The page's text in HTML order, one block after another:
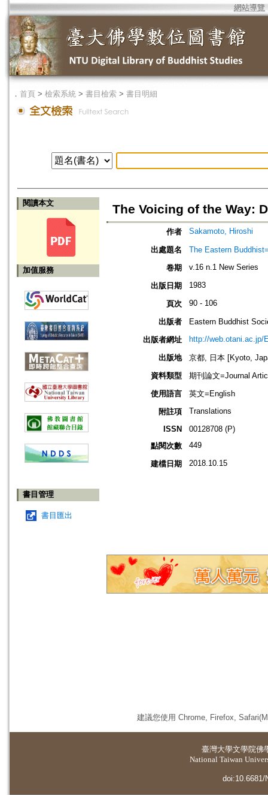
網站導覽
． 首頁 > 檢索系統 > 書目檢索 > 書目明細
閱讀本文
加值服務
書目管理
書目匯出
The Voicing of the Way:
作者 Sakamoto, Hiroshi
出處題名
The Eastern
卷期
v.16 n.1 New Series
出版日期 1983
頁次 90 - 106
出版者
Eastern Buddhist
出版者網址
http://web.otani.ac.jp/
出版地
京都, 日本 [Kyoto,
資料類型
期刊論文=Journal
使用語言
英文=English
附註項
Translations
ISSN
00128708 (P)
點閱次數
449
建檔日期 2018.10.15
建議您使用 Chrome, Firefox,
臺灣大學文學院佛
National Taiwan
doi:10.6681/